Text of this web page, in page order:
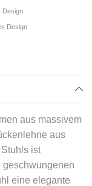
Design
Design
aus massivem
aus
ist
eine elegante